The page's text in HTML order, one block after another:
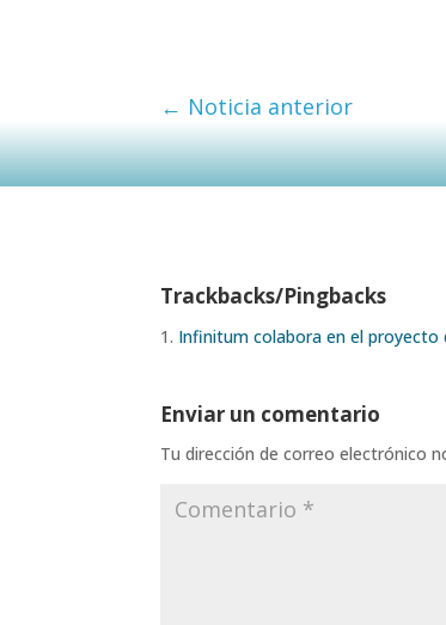
← Noticia anterior
Trackbacks/Pingbacks
Infinitum colabora en el proyecto
Enviar un comentario
Tu dirección de correo electrónico